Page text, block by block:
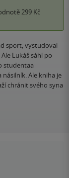
299 Kč
sport, vystudoval
Lukáš sáhl po
studentaa
Ale kniha je
chránit svého syna